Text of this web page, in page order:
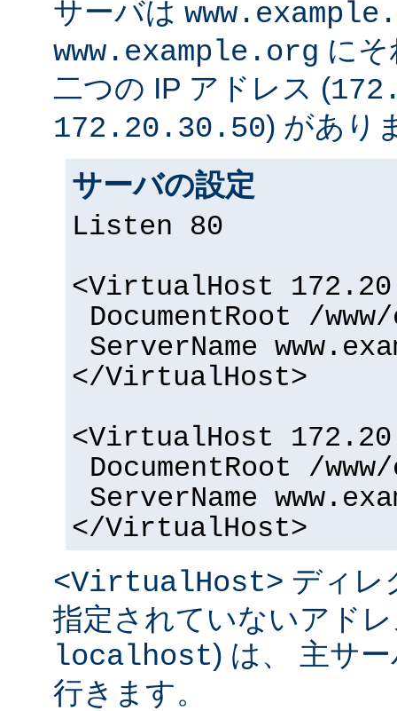
サーバは
www.example.org に
二つの IP アドレス (
172.20.30.50) があり
サーバの設定
Listen 80
<VirtualHost
DocumentRoot /
ServerName
</VirtualHost>
<VirtualHost
DocumentRoot /
ServerName
</VirtualHost>
<VirtualHost> ディレ
指定されていないアド
localhost) は、 主サ
行きます。